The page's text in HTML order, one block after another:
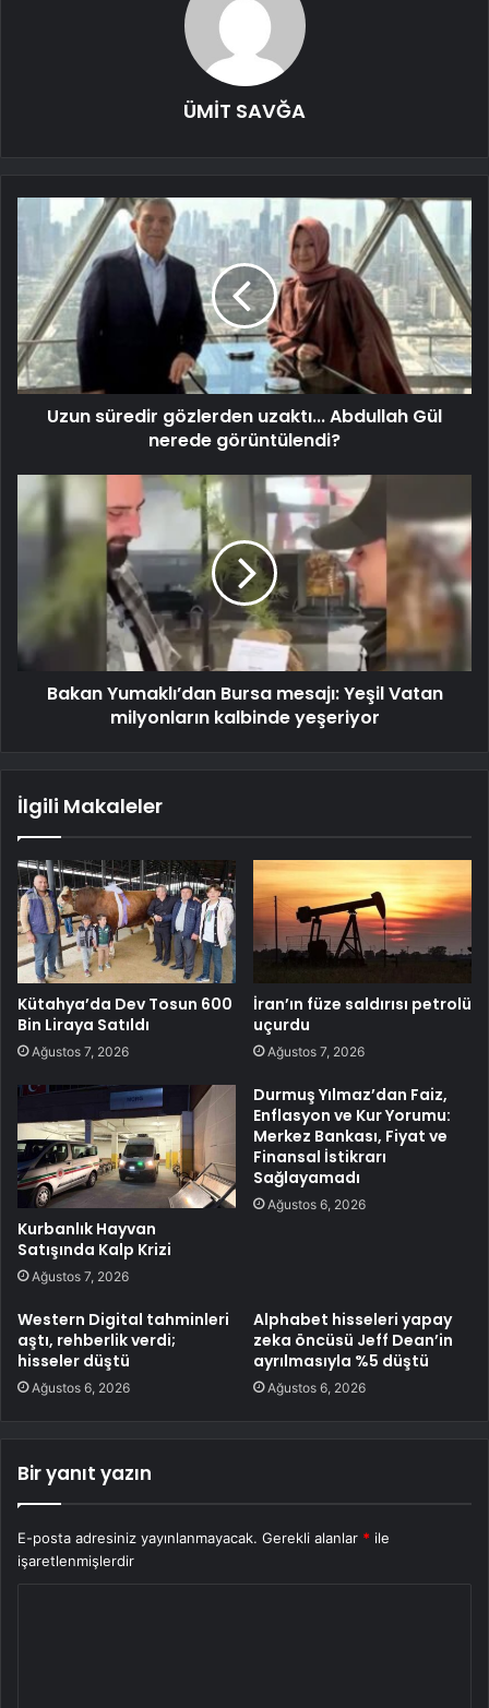
ÜMİT SAVĞA
Uzun süredir gözlerden uzaktı... Abdullah Gül
nerede görüntülendi?
Bakan Yumaklı’dan Bursa mesajı: Yeşil Vatan
milyonların kalbinde yeşeriyor
İlgili Makaleler
Kütahya’da Dev Tosun 600
Bin Liraya Satıldı
Ağustos 7, 2026
İran’ın füze saldırısı petrolü
uçurdu
Ağustos 7, 2026
Kurbanlık Hayvan
Satışında Kalp Krizi
Ağustos 7, 2026
Durmuş Yılmaz’dan Faiz,
Enflasyon ve Kur Yorumu:
Merkez Bankası, Fiyat ve
Finansal İstikrarı
Sağlayamadı
Ağustos 6, 2026
Western Digital tahminleri
aştı, rehberlik verdi;
hisseler düştü
Ağustos 6, 2026
Alphabet hisseleri yapay
zeka öncüsü Jeff Dean’in
ayrılmasıyla %5 düştü
Ağustos 6, 2026
Bir yanıt yazın
E-posta adresiniz yayınlanmayacak. Gerekli alanlar * ile
işaretlenmişlerdir